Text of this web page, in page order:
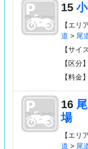
15
【エリ
道 > 尾
【サイ
【区分
【料金】
16
場
【エリ
道 > 尾